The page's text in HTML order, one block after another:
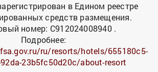
в Едином реестре
средств размещения.
номер: С912024008940 .
Подробнее:
ru/resorts/hotels/655180c5-
23b5fc50d20c/about-resort